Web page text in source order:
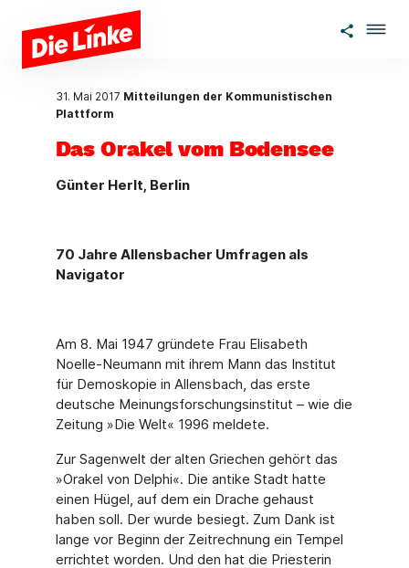
Zum Hauptinhalt springen
31. Mai 2017 Mitteilungen der Kommunistischen
Plattform
Das Orakel vom Bodensee
Günter Herlt, Berlin
70 Jahre Allensbacher Umfragen als
Navigator
Am 8. Mai 1947 gründete Frau Elisabeth
Noelle-Neumann mit ihrem Mann das Institut
für Demoskopie in Allensbach, das erste
deutsche Meinungsforschungsinstitut – wie die
Zeitung »Die Welt« 1996 meldete.
Zur Sagenwelt der alten Griechen gehört das
»Orakel von Delphi«. Die antike Stadt hatte
einen Hügel, auf dem ein Drache gehaust
haben soll. Der wurde besiegt. Zum Dank ist
lange vor Beginn der Zeitrechnung ein Tempel
errichtet worden. Und den hat die Priesterin